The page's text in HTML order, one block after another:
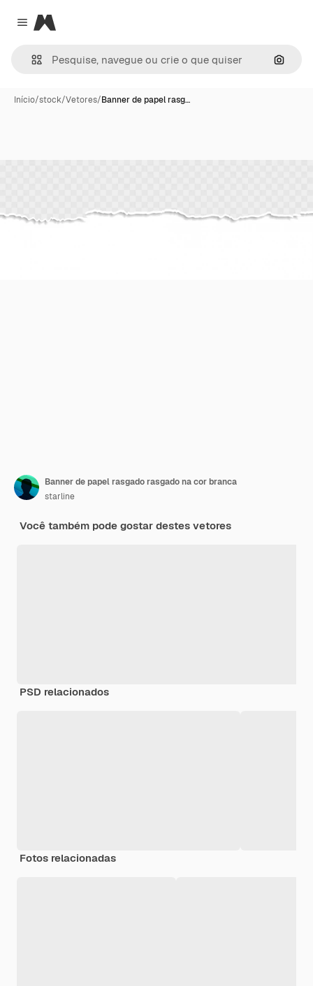
Close menu
Magnific
Início/stock/Vetores/Banner de papel rasg…
Banner de papel rasgado rasgado na cor branca
starline
Você também pode gostar destes vetores
PSD relacionados
Fotos relacionadas